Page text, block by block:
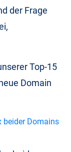
der Frage
Top-15
Domain